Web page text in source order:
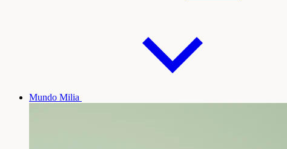
Mundo Milia